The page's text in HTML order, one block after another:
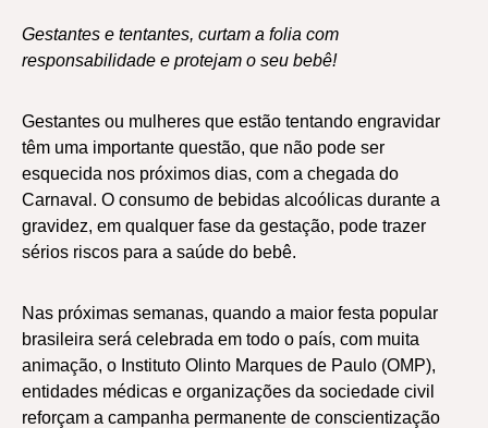
Gestantes e tentantes, curtam a folia com
responsabilidade e protejam o seu bebê!
Gestantes ou mulheres que estão tentando engravidar
têm uma importante questão, que não pode ser
esquecida nos próximos dias, com a chegada do
Carnaval. O consumo de bebidas alcoólicas durante a
gravidez, em qualquer fase da gestação, pode trazer
sérios riscos para a saúde do bebê.
Nas próximas semanas, quando a maior festa popular
brasileira será celebrada em todo o país, com muita
animação, o Instituto Olinto Marques de Paulo (OMP),
entidades médicas e organizações da sociedade civil
reforçam a campanha permanente de conscientização